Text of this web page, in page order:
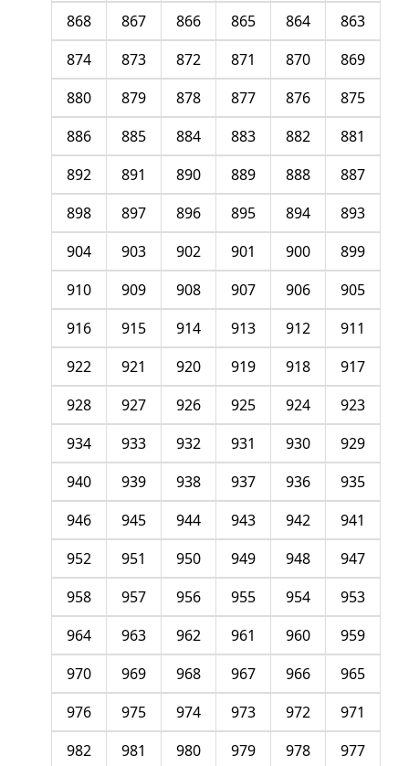
863
864
865
866
867
868
869
870
871
872
873
874
875
876
877
878
879
880
881
882
883
884
885
886
887
888
889
890
891
892
893
894
895
896
897
898
899
900
901
902
903
904
905
906
907
908
909
910
911
912
913
914
915
916
917
918
919
920
921
922
923
924
925
926
927
928
929
930
931
932
933
934
935
936
937
938
939
940
941
942
943
944
945
946
947
948
949
950
951
952
953
954
955
956
957
958
959
960
961
962
963
964
965
966
967
968
969
970
971
972
973
974
975
976
977
978
979
980
981
982